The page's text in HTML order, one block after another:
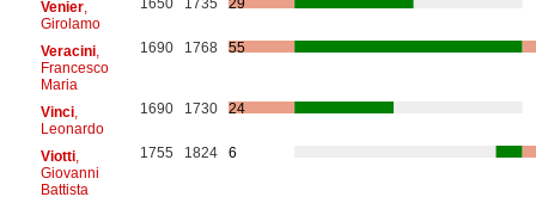
Venier,
Girolamo
1650 1735 29
Veracini,
Francesco
Maria
1690 1768 55
Vinci,
Leonardo
1690 1730 24
Viotti,
Giovanni
Battista
1755 1824 6